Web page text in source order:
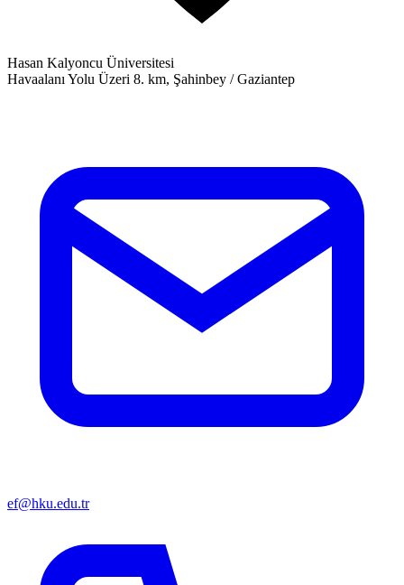
Hasan Kalyoncu Üniversitesi
Havaalanı Yolu Üzeri 8. km, Şahinbey / Gaziantep
ef@hku.edu.tr